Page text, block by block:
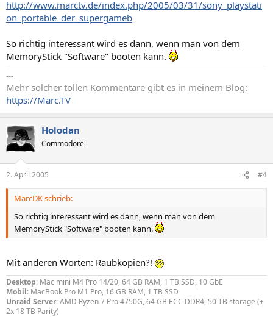
http://www.marctv.de/index.php/2005/03/31/sony_playstati
on_portable_der_supergameb
So richtig interessant wird es dann, wenn man von dem
MemoryStick "Software" booten kann.
---
Mehr solcher tollen Kommentare gibt es in meinem Blog:
https://Marc.TV
Holodan
Commodore
2. April 2005 #4
MarcDK schrieb:
So richtig interessant wird es dann, wenn man von dem
MemoryStick "Software" booten kann.
Mit anderen Worten: Raubkopien?!
Desktop: Mac mini M4 Pro 14/20, 64 GB RAM, 1 TB SSD, 10 GbE
Mobil: MacBook Pro M1 Pro, 16 GB RAM, 1 TB SSD
Unraid Server: AMD Ryzen 7 Pro 4750G, 64 GB ECC DDR4, 50 TB storage (+
2x 18 TB Parity)